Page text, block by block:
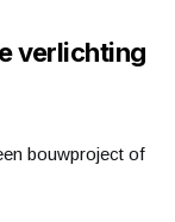
verlichting
bouwproject of